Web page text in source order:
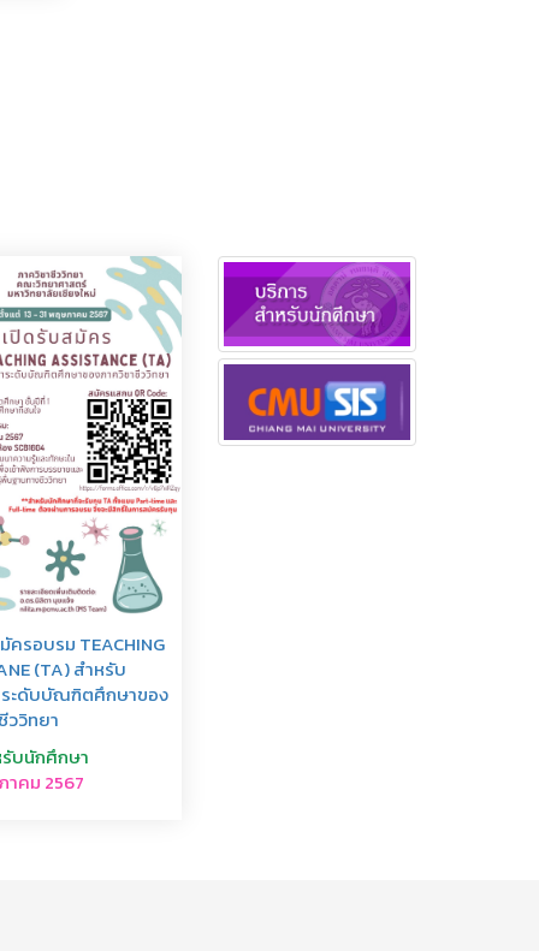
ครอบรม TEACHING
(TA) สำหรับ
ะดับบัณฑิตศึกษาของ
ววิทยา
บนักศึกษา
าคม 2567